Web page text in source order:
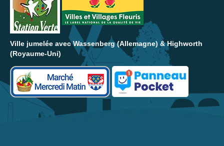
Ville jumelée avec Wassenberg (Allemagne) & Highworth
(Royaume-Uni)